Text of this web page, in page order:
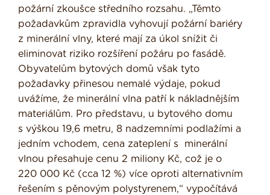
požární zkoušce středního rozsahu. „Těmto
požadavkům zpravidla vyhovují požární bariéry
z minerální vlny, které mají za úkol snížit či
eliminovat riziko rozšíření požáru po fasádě.
Obyvatelům bytových domů však tyto
požadavky přinesou nemalé výdaje, pokud
uvážíme, že minerální vlna patří k nákladnějším
materiálům. Pro představu, u bytového domu
s výškou 19,6 metru, 8 nadzemními podlažími a
jedním vchodem, cena zateplení s minerální
vlnou přesahuje cenu 2 miliony Kč, což je o
220 000 Kč (cca 12 %) více oproti alternativním
řešením s pěnovým polystyrenem,“ vypočítává